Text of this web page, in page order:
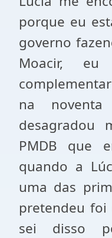
porque eu
governo
Moacir,
na
desagradou
PMDB que
quando a
uma das
pretendeu foi
sei disso